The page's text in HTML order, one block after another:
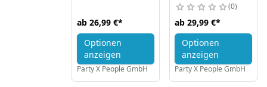
ab 26,99 €*
Optionen
anzeigen
Party X People GmbH
0
ab 29,99 €*
Optionen
anzeigen
Party X People GmbH